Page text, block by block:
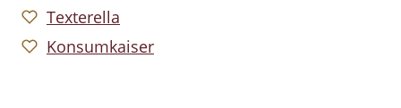
Texterella
Konsumkaiser